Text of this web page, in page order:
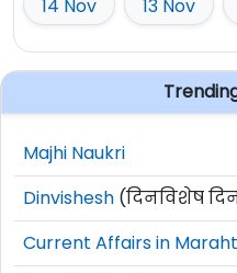
14 Nov
13 Nov
Majhi Naukri
Dinvishesh (दिनविशेष
Current Affairs in